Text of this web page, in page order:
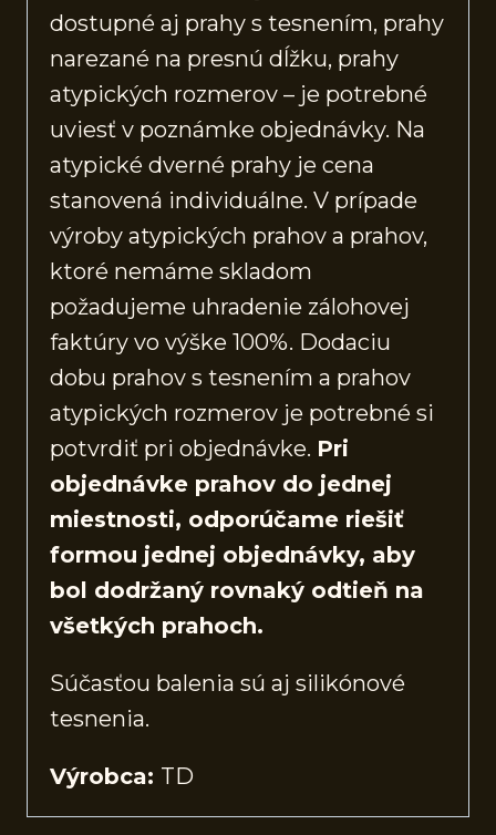
dostupné aj prahy s tesnením, prahy
narezané na presnú dĺžku, prahy
atypických rozmerov – je potrebné
uviesť v poznámke objednávky. Na
atypické dverné prahy je cena
stanovená individuálne. V prípade
výroby atypických prahov a prahov,
ktoré nemáme skladom
požadujeme uhradenie zálohovej
faktúry vo výške 100%. Dodaciu
dobu prahov s tesnením a prahov
atypických rozmerov je potrebné si
potvrdiť pri objednávke. Pri
objednávke prahov do jednej
miestnosti, odporúčame riešiť
formou jednej objednávky, aby
bol dodržaný rovnaký odtieň na
všetkých prahoch.
Súčasťou balenia sú aj silikónové
tesnenia.
Výrobca: TD